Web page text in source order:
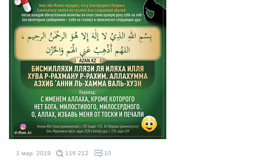
1 мар. 2019 116 212 10